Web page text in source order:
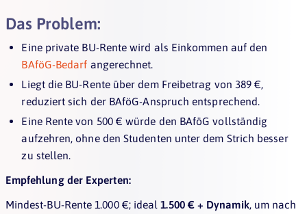
Das Problem:
Eine private BU-Rente wird als Einkommen auf den
BAföG-Bedarf angerechnet.
Liegt die BU-Rente über dem Freibetrag von 389 €,
reduziert sich der BAföG-Anspruch entsprechend.
Eine Rente von 500 € würde den BAföG vollständig
aufzehren, ohne den Studenten unter dem Strich besser
zu stellen.
Empfehlung der Experten:
Mindest-BU-Rente 1.000 €; ideal1.500 € + Dynamik, um nach